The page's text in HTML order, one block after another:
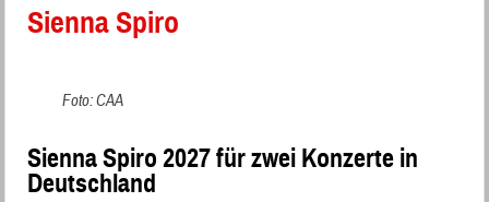
Sienna Spiro
Foto: CAA
Sienna Spiro 2027 für zwei Konzerte in
Deutschland